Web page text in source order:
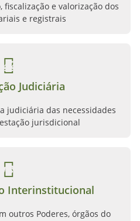
e valorização dos
e registrais
Judiciária
judiciária das necessidades
jurisdicional
Interinstitucional
outros Poderes, órgãos do